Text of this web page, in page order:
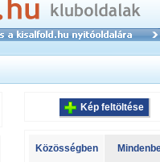
Kép feltöltése
Közösségben